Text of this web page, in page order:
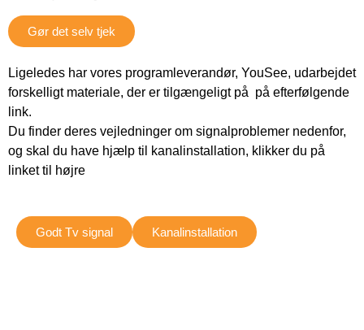
Gør det selv tjek
Ligeledes har vores programleverandør, YouSee, udarbejdet
forskelligt materiale, der er tilgængeligt på på efterfølgende
link.
Du finder deres vejledninger om signalproblemer nedenfor,
og skal du have hjælp til kanalinstallation, klikker du på
linket til højre
Godt Tv signal Kanalinstallation